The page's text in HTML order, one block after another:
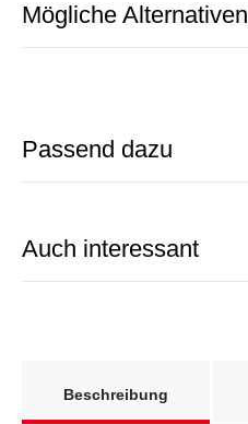
Mögliche Alternativen
Passend dazu
Auch interessant
Beschreibung